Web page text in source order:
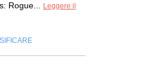
Rogue...
Leggere il